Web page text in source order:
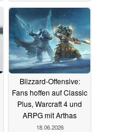
19.06.2026
Blizzard-Offensive:
Fans hoffen auf Classic
Plus, Warcraft 4 und
ARPG mit Arthas
18.06.2026